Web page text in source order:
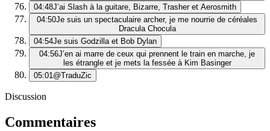
04:48J’ai Slash à la guitare, Bizarre, Trasher et Aerosmith
04:50Je suis un spectaculaire archer, je me nourrie de céréales
Dracula Chocula
04:54Je suis Godzilla et Bob Dylan
04:56J’en ai marre de ceux qui prennent le train en marche, je
les étrangle et je mets la fessée à Kim Basinger
05:01@TraduZic
Discussion
Commentaires